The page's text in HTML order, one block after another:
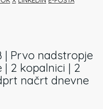
| Prvo nadstropje
| 2 kopalnici | 2
načrt dnevne